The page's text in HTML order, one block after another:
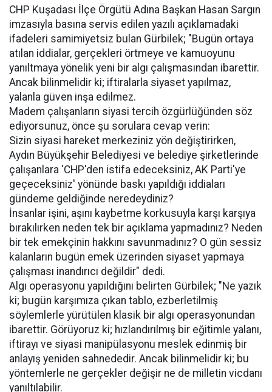
CHP Kuşadası İlçe Örgütü Adına Başkan Hasan Sargın
imzasıyla basına servis edilen yazılı açıklamadaki
ifadeleri samimiyetsiz bulan Gürbilek; "Bugün ortaya
atılan iddialar, gerçekleri örtmeye ve kamuoyunu
yanıltmaya yönelik yeni bir algı çalışmasından ibarettir.
Ancak bilinmelidir ki; iftiralarla siyaset yapılmaz,
yalanla güven inşa edilmez.
Madem çalışanların siyasi tercih özgürlüğünden söz
ediyorsunuz, önce şu sorulara cevap verin:
Sizin siyasi hareket merkeziniz yön değiştirirken,
Aydın Büyükşehir Belediyesi ve belediye şirketlerinde
çalışanlara 'CHP'den istifa edeceksiniz, AK Parti'ye
geçeceksiniz' yönünde baskı yapıldığı iddiaları
gündeme geldiğinde neredeydiniz?
İnsanlar işini, aşını kaybetme korkusuyla karşı karşıya
bırakılırken neden tek bir açıklama yapmadınız? Neden
bir tek emekçinin hakkını savunmadınız? O gün sessiz
kalanların bugün emek üzerinden siyaset yapmaya
çalışması inandırıcı değildir" dedi.
Algı operasyonu yapıldığını belirten Gürbilek; "Ne yazık
ki; bugün karşımıza çıkan tablo, ezberletilmiş
söylemlerle yürütülen klasik bir algı operasyonundan
ibarettir. Görüyoruz ki; hızlandırılmış bir eğitimle yalanı,
iftirayı ve siyasi manipülasyonu meslek edinmiş bir
anlayış yeniden sahnededir. Ancak bilinmelidir ki; bu
yöntemlerle ne gerçekler değişir ne de milletin vicdanı
yanıltılabilir.